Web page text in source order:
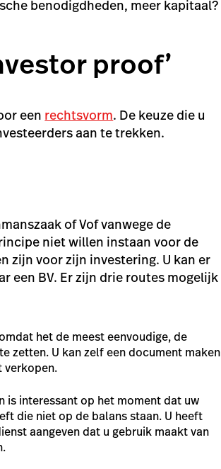
benodigdheden, meer kapitaal?
proof’
een rechtsvorm. De keuze die u
aan te trekken.
of Vof vanwege de
niet willen instaan voor de
zijn voor zijn investering. U kan er
een BV. Er zijn drie routes mogelijk
het de meest eenvoudige, de
zetten. U kan zelf een document maken
verkopen.
is interessant op het moment dat uw
die niet op de balans staan. U heeft
aangeven dat u gebruik maakt van